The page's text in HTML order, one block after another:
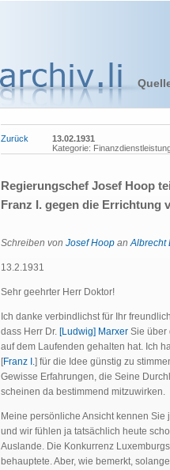
Zurück
13.02.1931
Kategorie:
Regierungschef Josef Hoop
Franz I. gegen die Errichtung
Schreiben von Josef Hoop anAlbrecht
13.2.1931
Sehr geehrter Herr Doktor!
Ich danke verbindlichst für Ihr
dass Herr Dr. [Ludwig] Marxer Sie über
auf dem Laufenden gehalten hat. Ich
[Franz I.] für die Idee günstig zu
Gewisse Erfahrungen, die Seine
scheinen da bestimmend mitzuwirken.
Meine persönliche Ansicht kennen
und wir fühlen ja tatsächlich heute
Auslande. Die Konkurrenz
behauptete. Aber, wie bemerkt,